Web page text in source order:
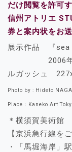
だけ閲覧を許可
信州アトリエ
券と案内状をお
展示作品 『sea
2006年作
ルガッシュ
Photo by : Hideto
Place：Kaneko Art
＊横須賀美術
【京浜急行線を
・「馬堀海岸」